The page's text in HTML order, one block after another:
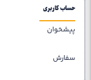
حساب کاربری
پیشخوان
سفارش